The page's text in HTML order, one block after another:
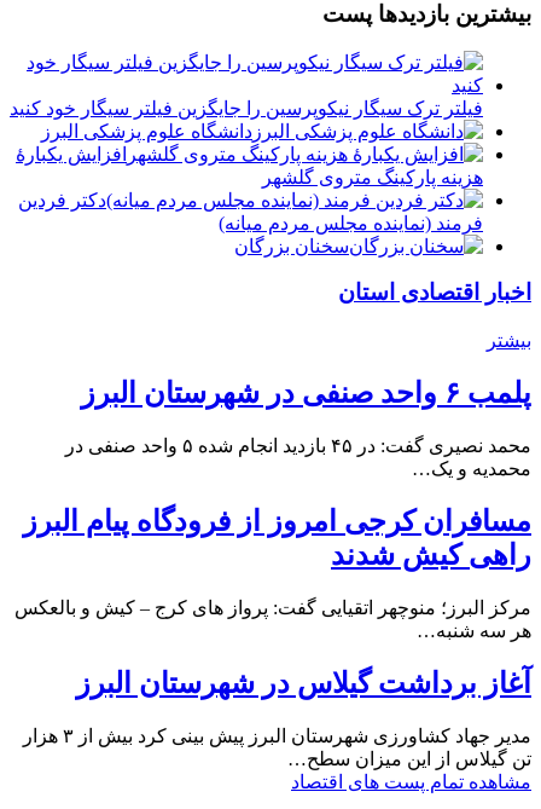
بیشترین بازدیدها پست
فیلتر ترک سیگار نیکوپرسین را جایگزین فیلتر سیگار خود کنید
دانشگاه علوم پزشکی البرز
افزایش یکبارۀ
هزینه پارکینگ متروی گلشهر
دكتر فردين
فرمند (نماينده مجلس مردم میانه)
سخنان بزرگان
اخبار اقتصادی استان
بیشتر
پلمب ۶ واحد صنفی در شهرستان البرز
محمد نصیری گفت: در ۴۵ بازدید انجام شده ۵ واحد صنفی در
محمدیه و یک…
مسافران کرجی امروز از فرودگاه پیام البرز
راهی کیش شدند
مرکز البرز؛ منوچهر اتقیایی گفت: پرواز های کرج – کیش و بالعکس
هر سه شنبه…
آغاز برداشت گیلاس در شهرستان البرز
مدیر جهاد کشاورزی شهرستان البرز پیش بینی کرد بیش از ۳ هزار
تن گیلاس از این میزان سطح…
مشاهده تمام پست های اقتصاد